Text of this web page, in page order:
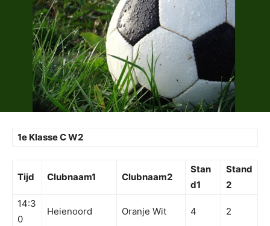
1e Klasse C W2
Tijd Clubnaam1 Clubnaam2
Stan
d1
Stand
2
14:3
0
Heienoord Oranje Wit 4 2